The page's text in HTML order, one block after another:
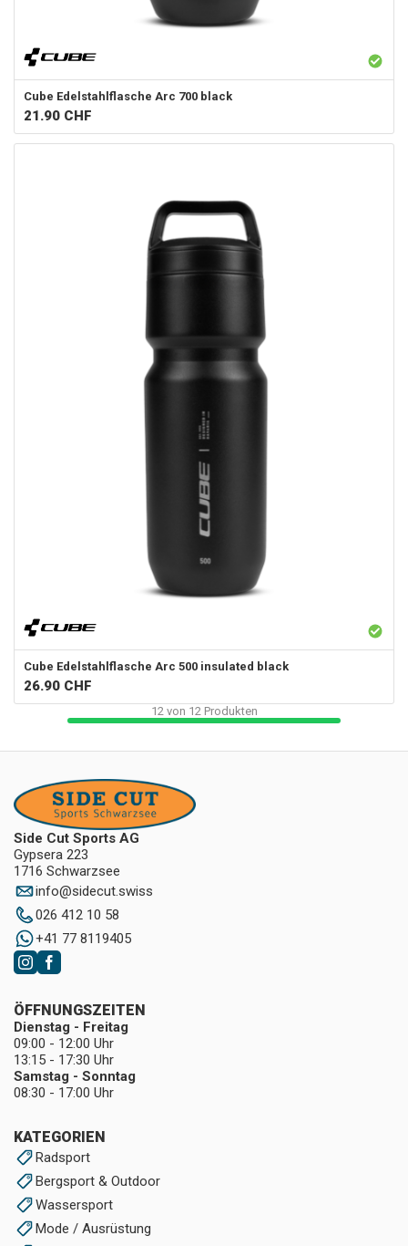
Cube Edelstahlflasche Arc 700 black
21.90 CHF
Cube Edelstahlflasche Arc 500 insulated black
26.90 CHF
12von 12Produkten
Side Cut Sports AG
Gypsera 223
1716 Schwarzsee
info@sidecut.swiss
026 412 10 58
+41 77 8119405
KATEGORIEN
Radsport
Bergsport & Outdoor
Wassersport
Mode / Ausrüstung
ÖFFNUNGSZEITEN
Dienstag - Freitag
09:00 - 12:00 Uhr
13:15 - 17:30 Uhr
Samstag - Sonntag
08:30 - 17:00 Uhr